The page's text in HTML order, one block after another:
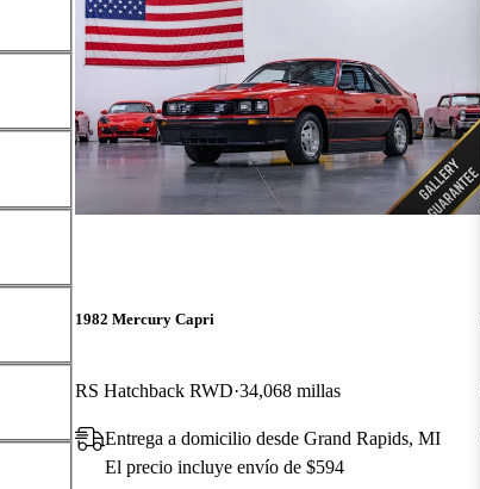
1982 Mercury Capri
RS Hatchback RWD 34,068 millas
Entrega a domicilio desde Grand Rapids, MI
El precio incluye envío de $594